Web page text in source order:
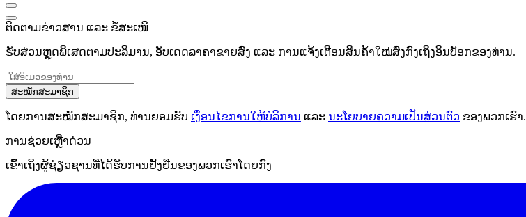
ຕິດຕາມຂ່າວສານ ແລະ ຂໍ້ສະເໜີ
ຮັບສ່ວນຫຼຸດພິເສດຕາມປະລິມານ, ອັບເດດລາຄາຂາຍສົ່ງ ແລະ ການແຈ້ງເຕືອນສິນຄ້າໃໝ່ສົ່ງກົງເຖິງອິນບັອກຂອງທ່ານ.
ສະໝັກສະມາຊິກ
ໂດຍການສະໝັກສະມາຊິກ, ທ່ານຍອມຮັບ ເງື່ອນໄຂການໃຫ້ບໍລິການ ແລະ ນະໂຍບາຍຄວາມເປັນສ່ວນຕົວ ຂອງພວກເຮົາ.
ການຊ່ວຍເຫຼືໍາດ່ວນ
ເຂົ້າເຖິງຜູ້ຊ່ຽວຊານທີ່ໄດ້ຮັບການຢັ້ງຢືນຂອງພວກເຮົາໂດຍກົງ